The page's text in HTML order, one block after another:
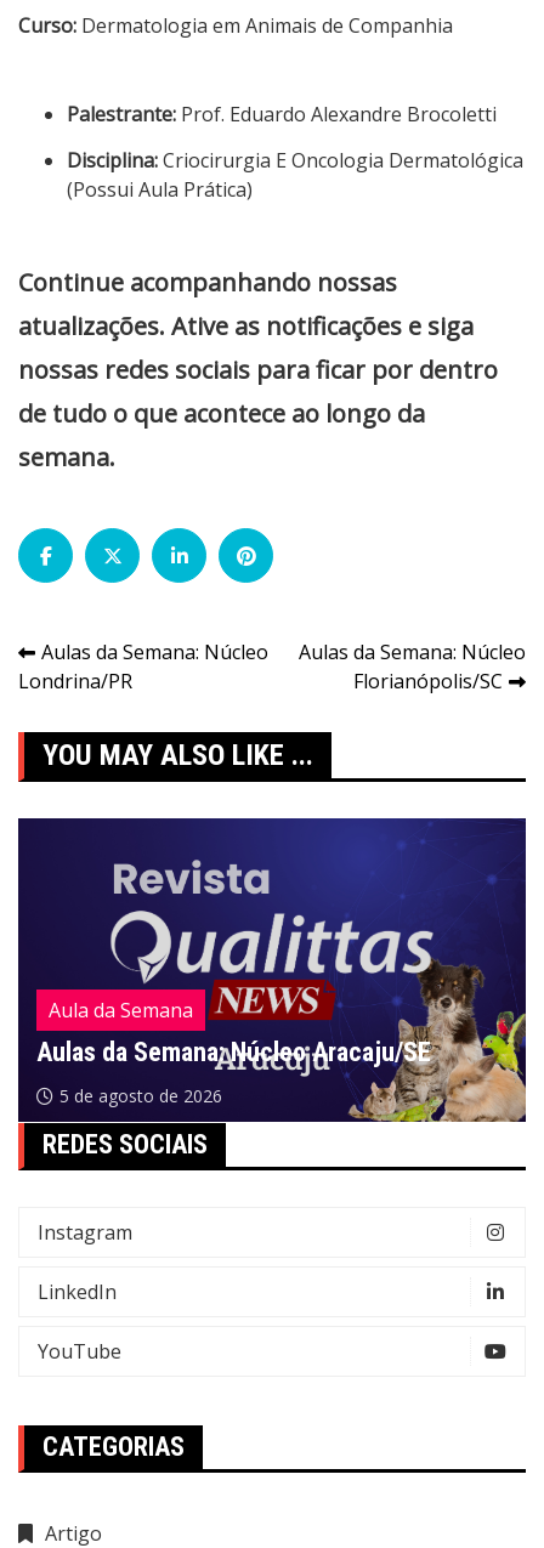
Curso: Dermatologia em Animais de Companhia
Palestrante: Prof. Eduardo Alexandre Brocoletti
Disciplina:Criocirurgia E Oncologia Dermatológica
(Possui Aula Prática)
Continue acompanhando nossas
atualizações. Ative as notificações e siga
nossas redes sociais para ficar por dentro
de tudo o que acontece ao longo da
semana.
Navegação
de
Post
Aulas da Semana: Núcleo
Londrina/PR
Aulas da Semana: Núcleo
Florianópolis/SC
YOU MAY ALSO LIKE ...
Aula da Semana
Aulas da Semana: Núcleo Aracaju/SE
5 de agosto de 2026
REDES SOCIAIS
Instagram
LinkedIn
YouTube
CATEGORIAS
Artigo